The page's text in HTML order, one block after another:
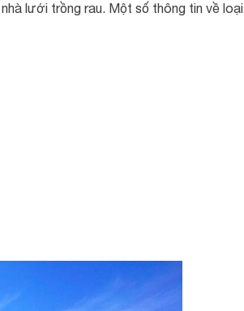
lưới trồng rau. Một số thông tin về loại